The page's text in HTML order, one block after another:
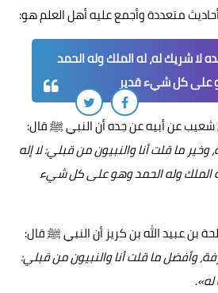
متعددة وأجمع عليه أهل العلم هو:
لا شريك له، له الملك وله الحمد
على كل شيء قدير
عن أبيه عن جده أن النبي ﷺ قال:
وخير ما قلت أنا والنبيون من قبلي: لا إله
له الملك وله الحمد وهو على كل شيء
بن عبيد الله بن كريز أن النبي ﷺ قال:
وأفضل ما قلت أنا والنبيون من قبلي:
له».